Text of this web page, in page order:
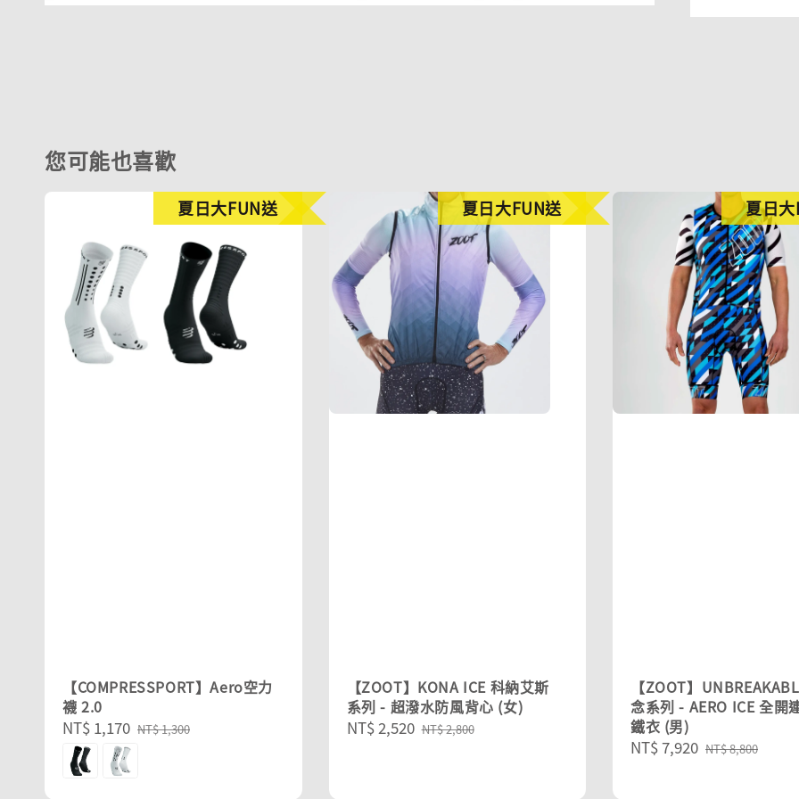
您可能也喜歡
夏日大FUN送
【COMPRESSPORT】Aero空力
襪 2.0
Sale
price
NT$ 1,170 Regular
NT$ 1,300
夏日大FUN送
【ZOOT】KONA ICE 科納艾斯
系列 - 超潑水防風背心 (女)
Sale
NT$ 2,520 Regular
NT$ 2,800
夏日
【ZOOT】
念系列 - AERO ICE 全開
鐵衣 (男)
Sale
NT$ 7,920 Regular
NT$ 8,800